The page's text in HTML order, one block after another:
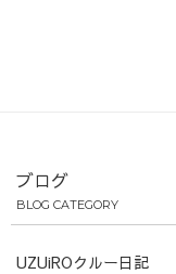
ブログ
BLOG CATEGORY
UZUiROクルー日記